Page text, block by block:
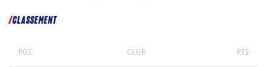
CLASSEMENT
POS. CLUB PTS